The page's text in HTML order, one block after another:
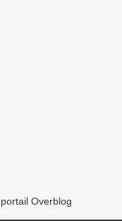
Overblog